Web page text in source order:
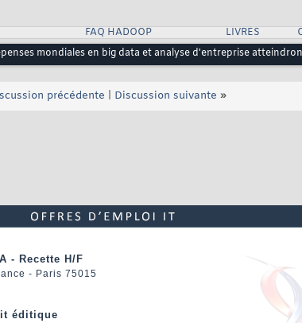
FAQ HADOOP LIVRES
mondiales en big data et analyse d'entreprise
précédente Discussion suivante »
- Recette H/F
- Paris 75015
éditique